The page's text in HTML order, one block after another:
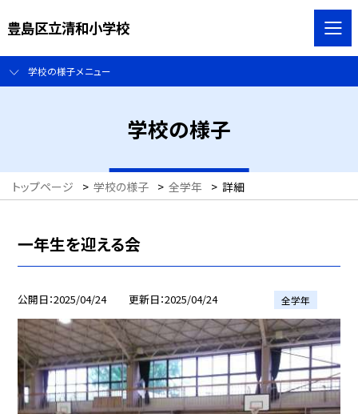
豊島区立清和小学校
学校の様子メニュー
学校の様子
トップページ > 学校の様子 > 全学年 > 詳細
一年生を迎える会
公開日 2025/04/24 更新日 2025/04/24 全学年